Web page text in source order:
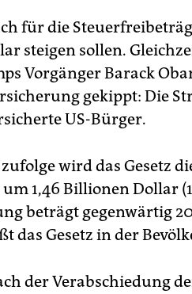
für die
steigen sollen.
Vorgänger Barack
gekippt: Die
US-Bürger.
wird das Gesetz
1,46 Billionen Dollar
beträgt gegenwärtig
das Gesetz in der
der Verabschiedung